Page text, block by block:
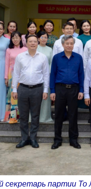
секретарь партии